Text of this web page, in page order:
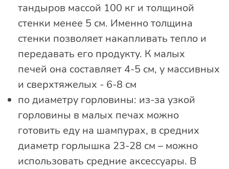
тандыров массой 100 кг и толщиной
стенки менее 5 см. Именно толщина
стенки позволяет накапливать тепло и
передавать его продукту. К малых
печей она составляет 4-5 см, у массивных
и сверхтяжелых - 6-8 см
по диаметру горловины: из-за узкой
горловины в малых печах можно
готовить еду на шампурах, в средних
диаметр горлышка 23-28 см – можно
использовать средние аксессуары. В